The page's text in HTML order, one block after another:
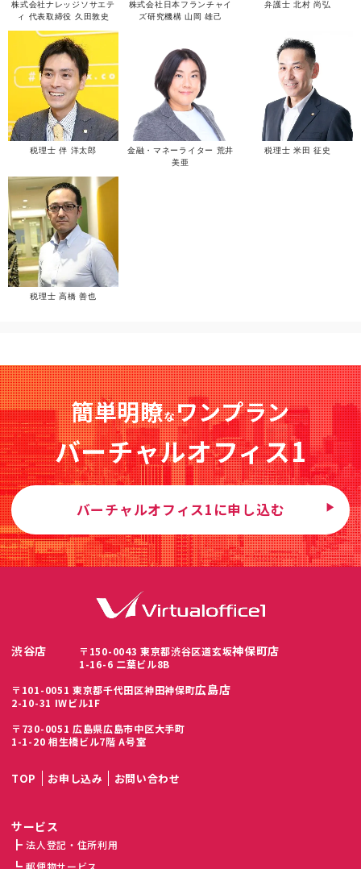
株式会社ナレッジソサエテ
ィ 代表取締役 久田敦史
株式会社日本フランチャイ
ズ研究機構 山岡 雄己
弁護士 北村 尚弘
税理士 伴 洋太郎
金融・マネーライター 荒井
美亜
税理士 米田 征史
税理士 高橋 善也
簡単明瞭なワンプラン
バーチャルオフィス1
バーチャルオフィス1に申し込む
渋谷店
〒150-0043 東京都渋谷区道玄坂
1-16-6 二葉ビル8B
神保町店
〒101-0051 東京都千代田区神田神保町
2-10-31 IWビル1F
広島店
〒730-0051 広島県広島市中区大手町
1-1-20 相生橋ビル7階 A号室
TOP お申し込み お問い合わせ
サービス
法人登記・住所利用